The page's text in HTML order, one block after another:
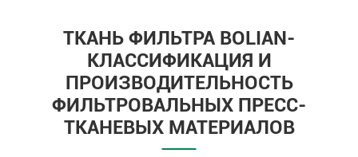
ТКАНЬ ФИЛЬТРА BOLIAN-
КЛАССИФИКАЦИЯ И
ПРОИЗВОДИТЕЛЬНОСТЬ
ФИЛЬТРОВАЛЬНЫХ ПРЕСС-
ТКАНЕВЫХ МАТЕРИАЛОВ